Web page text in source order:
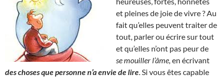
et pleines de joie de vivre ? Au
fait qu’elles peuvent traiter de
tout, parler ou écrire sur tout
et qu’elles n’ont pas peur de
semouiller l’âme, en écrivant
des choses que personne n’a envie de lire . Si vous êtes capable